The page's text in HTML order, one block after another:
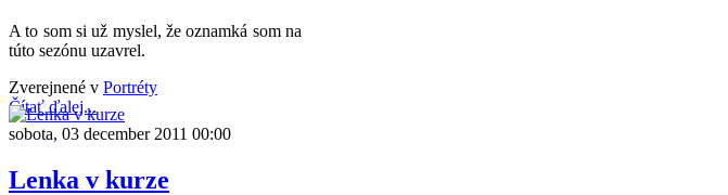
A to som si už myslel, že oznamká som na
túto sezónu uzavrel.
Zverejnené v Portréty
Čítať ďalej...
sobota, 03 december 2011 00:00
Lenka v kurze